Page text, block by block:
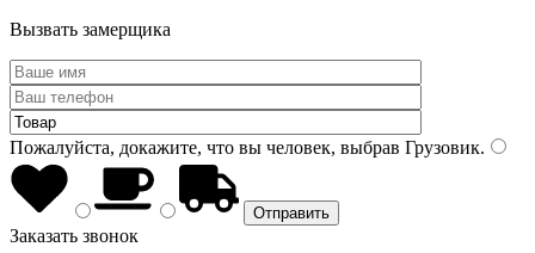
Вызвать замерщика
Пожалуйста, докажите, что вы человек, выбрав Грузовик.
Заказать звонок